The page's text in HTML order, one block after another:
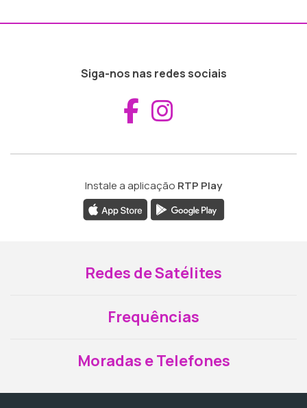
Siga-nos nas redes sociais
Aceder ao
Instale a aplicação RTP Play
Redes de Satélites
Frequências
Moradas e Telefones